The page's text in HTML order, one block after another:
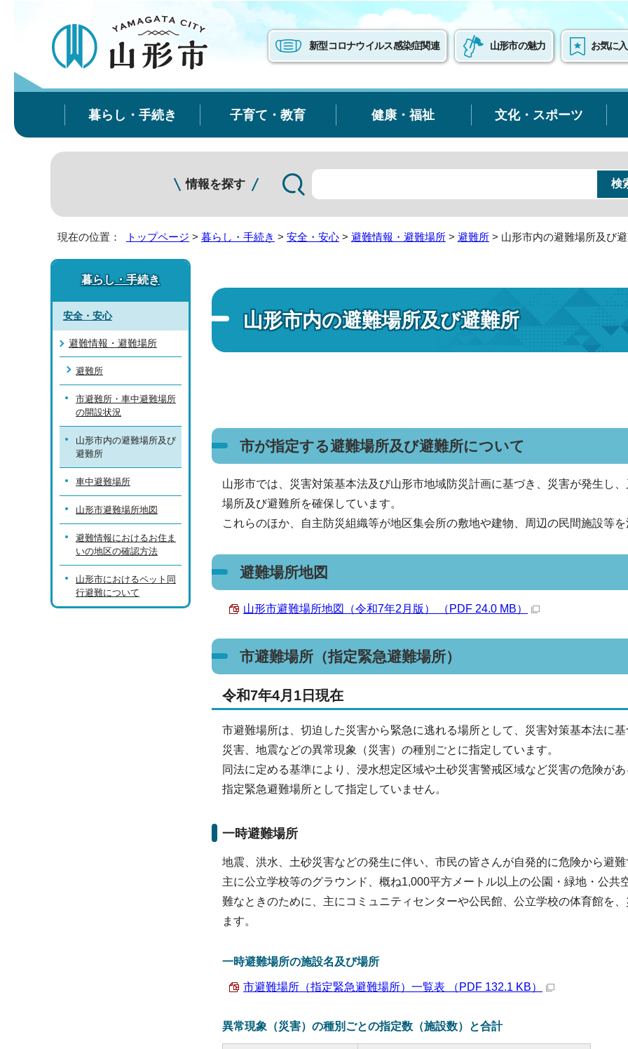
新型コロナウイルス感染症関連 山形市の魅力 お気に
暮らし・手続き 子育て・教育 健康・福祉 文化・スポーツ
情報を探す
現在の位置： トップページ > 暮らし・手続き > 安全・安心 > 避難情報・避難場所 > 避難所 > 山形市内の避難場所及び
山形市内の避難場所及び避難所
市が指定する避難場所及び避難所について
山形市では、災害対策基本法及び山形市地域防災計画に基づき、災害が発生し
場所及び避難所を確保しています。
これらのほか、自主防災組織等が地区集会所の敷地や建物、周辺の民間施設等
避難場所地図
山形市避難場所地図（令和7年2月版） （PDF 24.0 MB）
市避難場所（指定緊急避難場所）
令和7年4月1日現在
市避難場所は、切迫した災害から緊急に逃れる場所として、災害対策基本法に
災害、地震などの異常現象（災害）の種別ごとに指定しています。
同法に定める基準により、浸水想定区域や土砂災害警戒区域など災害の危険が
指定緊急避難場所として指定していません。
一時避難場所
地震、洪水、土砂災害などの発生に伴い、市民の皆さんが自発的に危険から避難
主に公立学校等のグラウンド、概ね1,000平方メートル以上の公園・緑地・公共
難なときのために、主にコミュニティセンターや公民館、公立学校の体育館を
ます。
一時避難場所の施設名及び場所
市避難場所（指定緊急避難場所）一覧表 （PDF 132.1 KB）
異常現象（災害）の種別ごとの指定数（施設数）と合計
暮らし・手続き
安全・安心
避難情報・避難場所
避難所
市避難所・車中避難場所
の開設状況
山形市内の避難場所及び
避難所
車中避難場所
山形市避難場所地図
避難情報におけるお住ま
いの地区の確認方法
山形市におけるペット同
行避難について